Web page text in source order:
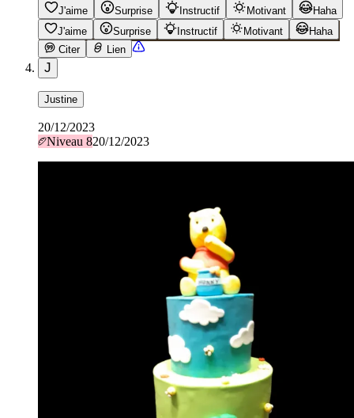
J'aime Surprise Instructif Motivant
Haha
J'aime
Surprise Instructif Motivant
Haha
Citer
Lien
J
Justine
20/12/2023
Niveau 820/12/2023